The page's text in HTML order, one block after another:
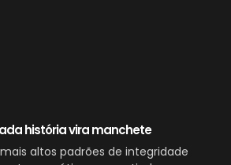
história vira manchete
altos padrões de integridade